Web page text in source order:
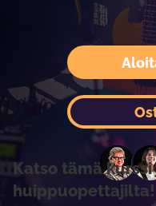
Katso tämä
huippuopettajilta!